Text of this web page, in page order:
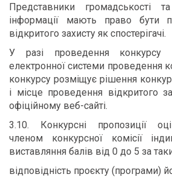
Представники громадськості
інформації мають право бути
відкритого захисту як спостерігачі.
У разі проведення конкурсу
електронної системи проведення
конкурсу розміщує рішення
і місце проведення відкритого
офіційному веб-сайті.
3.10. Конкурсні пропозиції
членом конкурсної комісії
виставляння балів від 0 до 5 за
відповідність проєкту (програми)